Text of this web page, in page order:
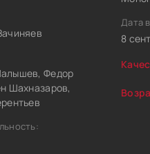
Федор
Шахназаров,
Дата
8